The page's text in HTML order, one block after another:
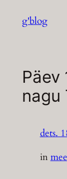
g'blog
Päev
nagu
dets.
in